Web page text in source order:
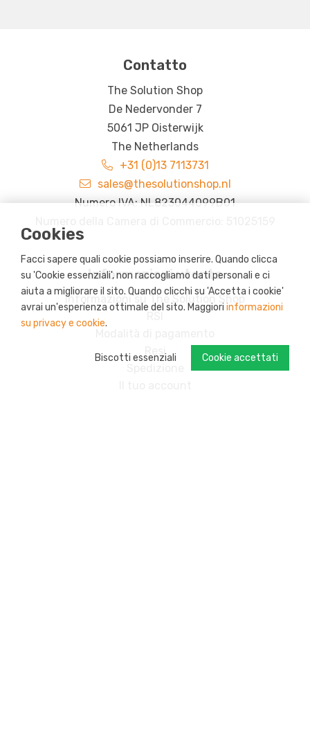
Cookies
Facci sapere quali cookie possiamo inserire. Quando clicca
su 'Cookie essenziali', non raccogliamo dati personali e ci
aiuta a migliorare il sito. Quando clicchi su 'Accetta i cookie'
avrai un'esperienza ottimale del sito. Maggiori informazioni
su privacy e cookie.
Cookie accettati
Biscotti essenziali
Contatto
The Solution Shop
De Nedervonder 7
5061 JP Oisterwijk
The Netherlands
+31 (0)13 7113731
sales@thesolutionshop.nl
Numero IVA: NL823044099B01
Informazioni utente
Informazioni su The Solution Shop
Resi